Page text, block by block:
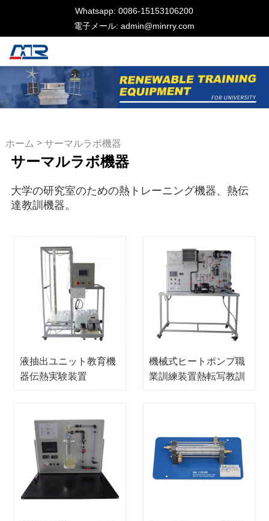
Whatsapp: 0086-15153106200
電子メール: admin@minrry.com
ホーム > サーマルラボ機器
サーマルラボ機器
大学の研究室のための熱トレーニング機器、熱伝
達教訓機器。
液抽出ユニット教育機
器伝熱実験装置
機械式ヒートポンプ職
業訓練装置熱転写教訓